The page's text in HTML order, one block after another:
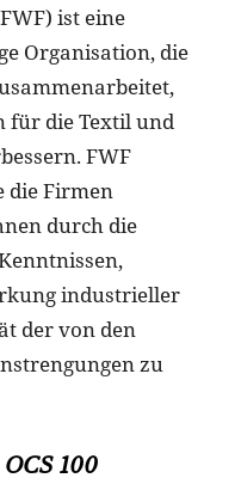
ist eine
Organisation, die
für die Textil und
FWF
die Firmen
durch die
industrieller
der von den
zu
100